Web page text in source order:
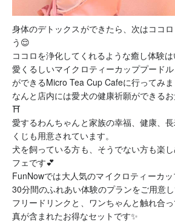
身体のデトックスができたら、次はココ
う😌
ココロを浄化してくれるような癒し体験
愛くるしいマイクロティーカッププード
ができるMicro Tea Cup Cafeに行ってみ
なんと店内には愛犬の健康祈願ができる
⛩
愛するわんちゃんと家族の幸福、健康、
くじも用意されています。
犬を飼っている方も、そうでない方も楽
フェです💕
FunNowでは大人気のマイクロティーカ
30分間のふれあい体験のプランをご用意し
フリードリンクと、ワンちゃんと触れ合
真が含まれたお得なセットです✨